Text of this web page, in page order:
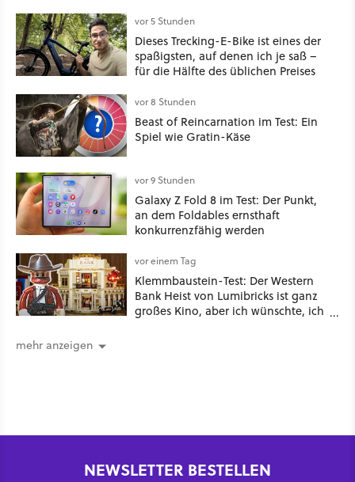
vor 5 Stunden
Dieses Trecking-E-Bike ist eines der
spaßigsten, auf denen ich je saß –
für die Hälfte des üblichen Preises
vor 8 Stunden
Beast of Reincarnation im Test: Ein
Spiel wie Gratin-Käse
vor 9 Stunden
Galaxy Z Fold 8 im Test: Der Punkt,
an dem Foldables ernsthaft
konkurrenzfähig werden
vor einem Tag
Klemmbaustein-Test: Der Western
Bank Heist von Lumibricks ist ganz
großes Kino, aber ich wünschte, ich
mehr anzeigen
NEWSLETTER BESTELLEN